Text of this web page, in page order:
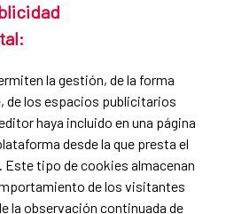
la gestión, de la forma
de los espacios publicitarios
haya incluido en una página
desde la que presta el
tipo de cookies almacenan
de los visitantes
la observación continuada de